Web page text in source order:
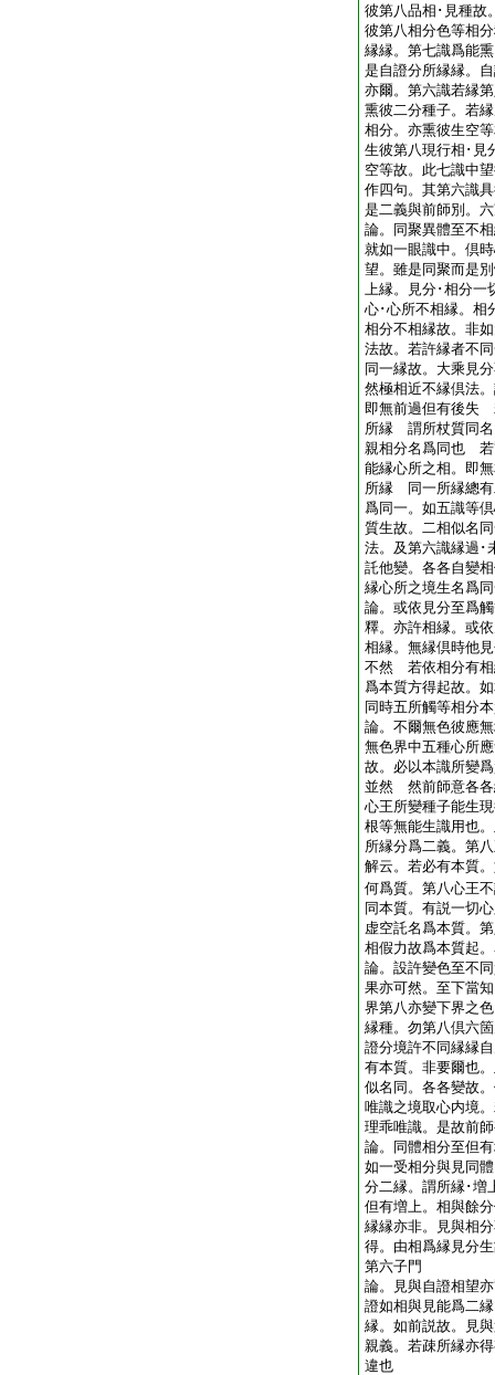
彼第八品相･見種故
彼第八相分色等相
縁縁。第七識爲能
是自證分所縁縁。
亦爾。第六識若縁
熏彼二分種子。若
相分。亦熏彼生空
生彼第八現行相･見
空等故。此七識中
作四句。其第六識
是二義與前師別。
論。同聚異體至不
就如一眼識中。倶
望。雖是同聚而是
上縁。見分･相分一
心･心所不相縁。相
相分不相縁故。非
法故。若許縁者不
同一縁故。大乘見
然極相近不縁倶法
即無前過但有後失
所縁 謂所杖質同名
親相分名爲同也 若
能縁心所之相。即
所縁 同一所縁總有
爲同一。如五識等
質生故。二相似名
法。及第六識縁過･
託他變。各各自變
縁心所之境生名爲
論。或依見分至爲
釋。亦許相縁。或
相縁。無縁倶時他
不然 若依相分有相
爲本質方得起故。
同時五所觸等相分
論。不爾無色彼應
無色界中五種心所
故。必以本識所變
並然 然前師意各各
心王所變種子能生
根等無能生識用也
所縁分爲二義。第
解云。若必有本質
何爲質。第八心王
同本質。有説一切
虚空託名爲本質。
相假力故爲本質起
論。設許變色至不
果亦可然。至下當
界第八亦變下界之
縁種。勿第八倶六
證分境許不同縁縁
有本質。非要爾也
似名同。各各變故
唯識之境取心内境
理乖唯識。是故前
論。同體相分至但
如一受相分與見同
分二縁。謂所縁･増
但有増上。相與餘
縁縁亦非。見與相
得。由相爲縁見分
第六子門
論。見與自證相望
證如相與見能爲二
縁。如前説故。見
親義。若疎所縁亦
違也